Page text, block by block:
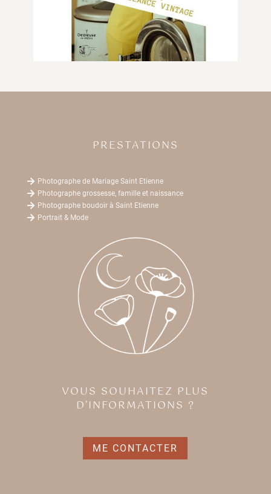
PRESTATIONS
 Photographe de Mariage Saint Etienne
 Photographe grossesse, famille et naissance
 Photographe boudoir à Saint Etienne
 Portrait & Mode
VOUS SOUHAITEZ PLUS
D’INFORMATIONS ?
ME CONTACTER